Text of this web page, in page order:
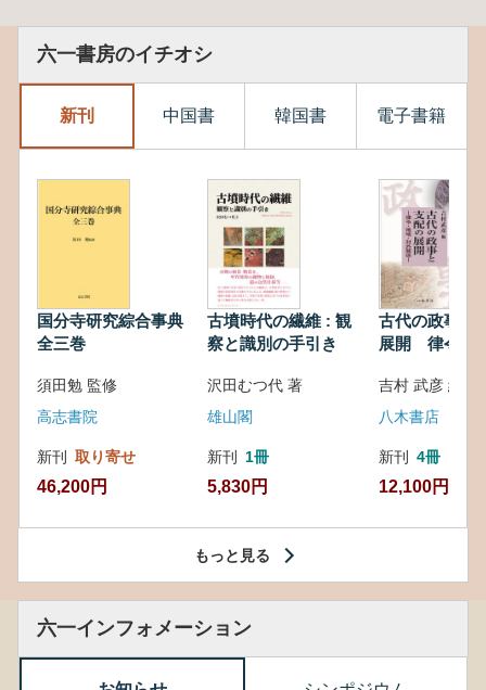
六一書房のイチオシ
新刊 中国書 韓国書 電子書籍
国分寺研究綜合事典
全三巻
須田勉 監修
高志書院
新刊 取り寄せ
46,200円
古墳時代の繊維 : 観
察と識別の手引き
沢田むつ代 著
雄山閣
新刊 1冊
5,830円
古代の政事と
展開 律令・
吉村 武彦 編集
八木書店
新刊 4冊
12,100円
もっと見る
六一インフォメーション